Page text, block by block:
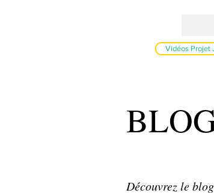
Vidéos
Découvrez le